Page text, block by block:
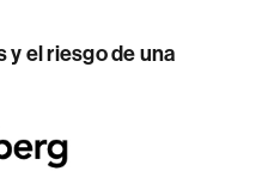
y el riesgo de una